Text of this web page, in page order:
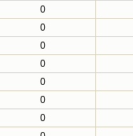
0
0
0
0
0
0
0